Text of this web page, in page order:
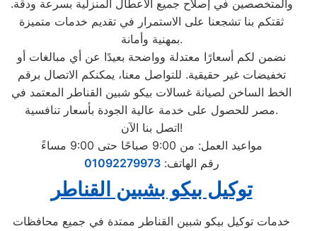
والمتخصصين في إصلاح جميع الأعطال المنزلية بسرعة ودقة.
ثقتكم بنا تشجعنا على الاستمرار في تقديم خدمات متميزة
بمهنية وأمانة.
نضمن لكم أسعارًا معتدلة وواضحة بعيدًا عن أي مبالغات أو
تخفيضات غير حقيقية. للتواصل معنا، يمكنكم الاتصال برقم
الخط الساخن لصيانة غسالات بيكو شبين القناطر المعتمد في
مصر للحصول على خدمة عالية الجودة بأسعار تنافسية.
اتصل بنا الآن!
مواعيد العمل: من 9:00 صباحًا حتى 9:00 مساءً
رقم الهاتف:01092279973
توكيل بيكو بشبين القناطر
خدمات توكيل بيكو شبين القناطر ممتدة في جميع محافظات